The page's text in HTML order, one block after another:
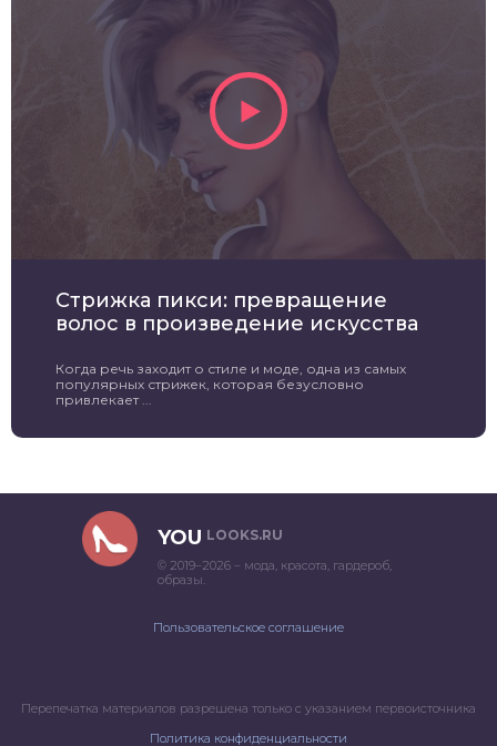
Стрижка пикси: превращение
волос в произведение искусства
Когда речь заходит о стиле и моде, одна из самых
популярных стрижек, которая безусловно
привлекает ...
YOU LOOKS.RU
© 2019–2026 – мода, красота, гардероб,
образы.
Пользовательское соглашение
Перепечатка материалов разрешена только с указанием первоисточника
Политика конфиденциальности